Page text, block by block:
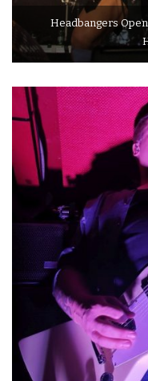
Headbangers